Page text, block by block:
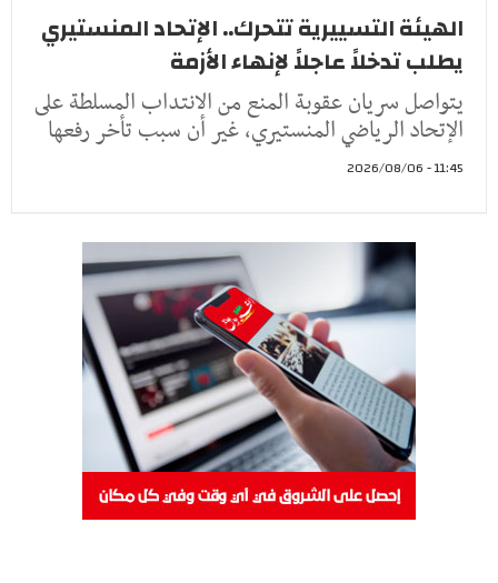
الهيئة التسييرية تتحرك.. الإتحاد المنستيري
يطلب تدخلاً عاجلاً لإنهاء الأزمة
يتواصل سريان عقوبة المنع من الانتداب المسلطة على
الإتحاد الرياضي المنستيري، غير أن سبب تأخر رفعها
11:45 - 2026/08/06